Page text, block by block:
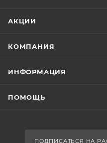
АКЦИИ
КОМПАНИЯ
ИНФОРМАЦИЯ
ПОМОЩЬ
ПОДПИСАТЬСЯ НА